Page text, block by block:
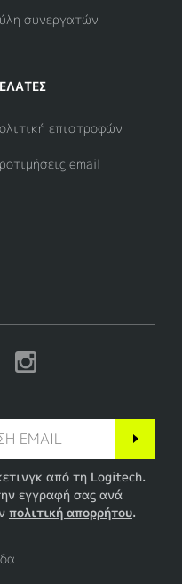
συνεργατών
επιστροφών
email
από τη Logitech.
εγγραφή σας ανά
πολιτική απορρήτου.